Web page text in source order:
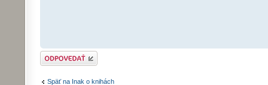
Odoslať odpoveď
Späť na Inak o knihách